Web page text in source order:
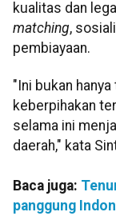
kualitas dan
matching,
pembiayaan.
"Ini bukan
keberpihakan
selama ini
daerah," kata
Baca juga:
panggung